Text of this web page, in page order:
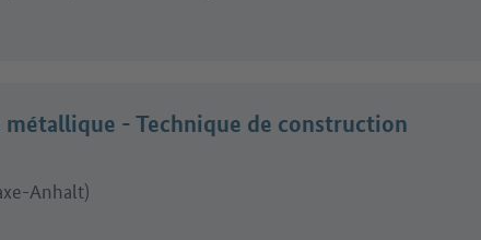
- Technique de construction
Anhalt)